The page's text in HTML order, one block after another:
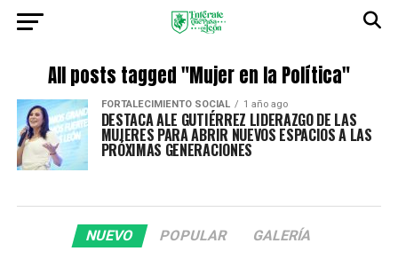
All posts tagged "Mujer en la Política"
FORTALECIMIENTO SOCIAL 1 año ago
DESTACA ALE GUTIÉRREZ LIDERAZGO DE LAS
MUJERES PARA ABRIR NUEVOS ESPACIOS A LAS
PRÓXIMAS GENERACIONES
NUEVO POPULAR GALERÍA